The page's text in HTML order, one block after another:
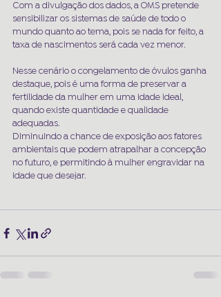
Com a divulgação dos dados, a OMS pretende
sensibilizar os sistemas de saúde de todo o
mundo quanto ao tema, pois se nada for feito, a
taxa de nascimentos será cada vez menor.
Nesse cenário o congelamento de óvulos ganha
destaque, pois é uma forma de preservar a
fertilidade da mulher em uma idade ideal,
quando existe quantidade e qualidade
adequadas.
Diminuindo a chance de exposição aos fatores
ambientais que podem atrapalhar a concepção
no futuro, e permitindo à mulher engravidar na
idade que desejar.